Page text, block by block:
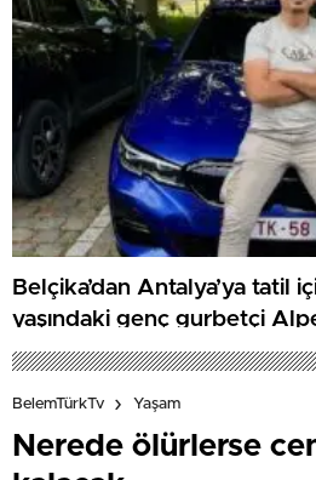
Belçika’dan Antalya’ya tatil
yaşındaki genç gurbetçi
hayatını kaybetti
BelemTürkTv Yaşam
Nerede ölürlerse